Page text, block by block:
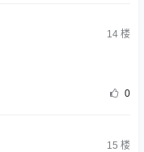
14楼
0
15 楼